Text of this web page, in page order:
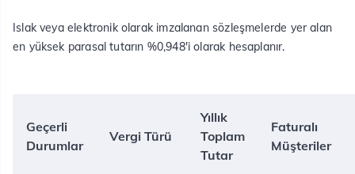
Islak veya elektronik olarak imzalanan sözleşmelerde yer alan
en yüksek parasal tutarın %0,948'i olarak hesaplanır.​
​Geçerli
Durumlar
Vergi Türü
Yıllık
Toplam
Tutar
Faturalı
Müşteriler